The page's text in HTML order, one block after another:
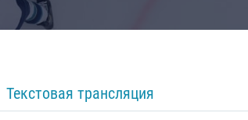
Текстовая трансляция